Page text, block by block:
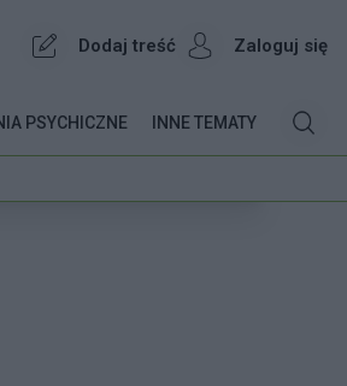
Dodaj treść Zaloguj się
PSYCHICZNE INNE TEMATY